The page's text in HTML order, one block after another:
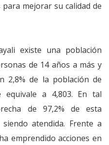
mejorar su calidad de
existe una población
de 14 años a más y
2,8% de la población de
equivale a 4,803. En tal
de 97,2% de esta
atendida. Frente a
emprendido acciones en